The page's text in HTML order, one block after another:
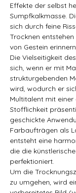
Effekte der selbst
Sumpfkalkmasse.
sich durch feine
Trocknen
von Gestein
Die Vielseitigkeit
sich, wenn er mit
strukturgebenden
wird, wodurch er
Multitalent mit einer
Stofflichkeit
geschickte
Farbaufträgen als
entsteht eine
die die
perfektioniert.
Um die
zu umgehen, wird